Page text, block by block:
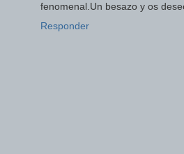
fenomenal.Un besazo y os
Responder